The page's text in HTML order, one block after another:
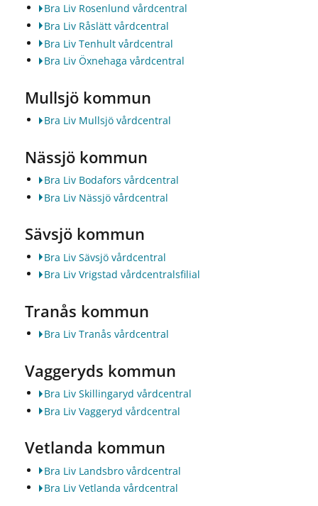
Bra Liv Rosenlund vårdcentral
Bra Liv Råslätt vårdcentral
Bra Liv Tenhult vårdcentral
Bra Liv Öxnehaga vårdcentral
Mullsjö kommun
Bra Liv Mullsjö vårdcentral
Nässjö kommun
Bra Liv Bodafors vårdcentral
Bra Liv Nässjö vårdcentral
Sävsjö kommun
Bra Liv Sävsjö vårdcentral
Bra Liv Vrigstad vårdcentralsfilial
Tranås kommun
Bra Liv Tranås vårdcentral
Vaggeryds kommun
Bra Liv Skillingaryd vårdcentral
Bra Liv Vaggeryd vårdcentral
Vetlanda kommun
Bra Liv Landsbro vårdcentral
Bra Liv Vetlanda vårdcentral